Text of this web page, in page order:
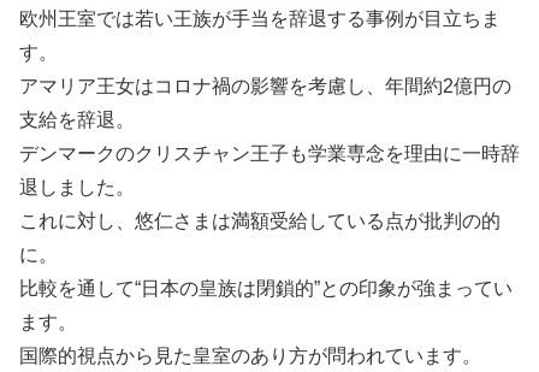
欧州王室では若い王族が手当を辞退する事例が目立ちま
す。
アマリア王女はコロナ禍の影響を考慮し、年間約2億円の
支給を辞退。
デンマークのクリスチャン王子も学業専念を理由に一時辞
退しました。
これに対し、悠仁さまは満額受給している点が批判の的
に。
比較を通して“日本の皇族は閉鎖的”との印象が強まってい
ます。
国際的視点から見た皇室のあり方が問われています。